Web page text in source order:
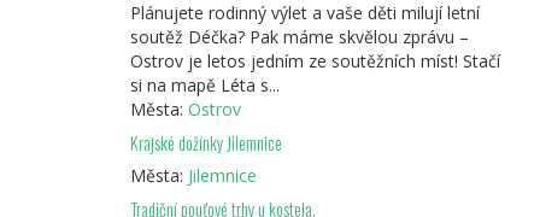
Plánujete rodinný výlet a vaše děti milují letní
soutěž Déčka? Pak máme skvělou zprávu –
Ostrov je letos jedním ze soutěžních míst! Stačí
si na mapě Léta s...
Města: Ostrov
Krajské dožínky Jilemnice
Města: Jilemnice
Tradiční pouťové trhy u kostela.